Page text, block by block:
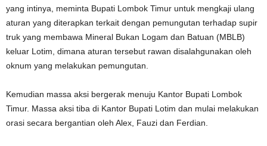
yang intinya, meminta Bupati Lombok Timur untuk mengkaji ulang
aturan yang diterapkan terkait dengan pemungutan terhadap supir
truk yang membawa Mineral Bukan Logam dan Batuan (MBLB)
keluar Lotim, dimana aturan tersebut rawan disalahgunakan oleh
oknum yang melakukan pemungutan.
Kemudian massa aksi bergerak menuju Kantor Bupati Lombok
Timur. Massa aksi tiba di Kantor Bupati Lotim dan mulai melakukan
orasi secara bergantian oleh Alex, Fauzi dan Ferdian.